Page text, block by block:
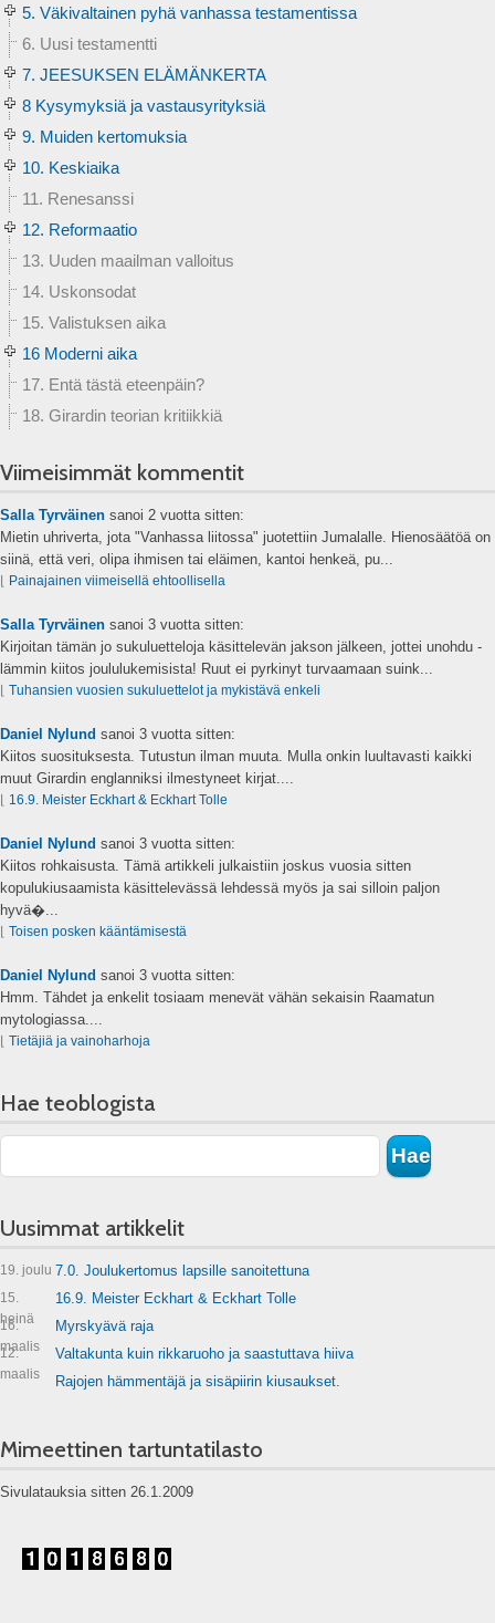
5. Väkivaltainen pyhä vanhassa testamentissa
6. Uusi testamentti
7. JEESUKSEN ELÄMÄNKERTA
8 Kysymyksiä ja vastausyrityksiä
9. Muiden kertomuksia
10. Keskiaika
11. Renesanssi
12. Reformaatio
13. Uuden maailman valloitus
14. Uskonsodat
15. Valistuksen aika
16 Moderni aika
17. Entä tästä eteenpäin?
18. Girardin teorian kritiikkiä
Viimeisimmät kommentit
Salla Tyrväinen sanoi 2 vuotta sitten:
Mietin uhriverta, jota "Vanhassa liitossa" juotettiin Jumalalle. Hienosäätöä on
siinä, että veri, olipa ihmisen tai eläimen, kantoi henkeä, pu...
Painajainen viimeisellä ehtoollisella
Salla Tyrväinen sanoi 3 vuotta sitten:
Kirjoitan tämän jo sukuluetteloja käsittelevän jakson jälkeen, jottei unohdu -
lämmin kiitos joululukemisista! Ruut ei pyrkinyt turvaamaan suink...
Tuhansien vuosien sukuluettelot ja mykistävä enkeli
Daniel Nylund sanoi 3 vuotta sitten:
Kiitos suosituksesta. Tutustun ilman muuta. Mulla onkin luultavasti kaikki
muut Girardin englanniksi ilmestyneet kirjat....
16.9. Meister Eckhart & Eckhart Tolle
Daniel Nylund sanoi 3 vuotta sitten:
Kiitos rohkaisusta. Tämä artikkeli julkaistiin joskus vuosia sitten
kopulukiusaamista käsittelevässä lehdessä myös ja sai silloin paljon
hyvä�...
Toisen posken kääntämisestä
Daniel Nylund sanoi 3 vuotta sitten:
Hmm. Tähdet ja enkelit tosiaam menevät vähän sekaisin Raamatun
mytologiassa....
Tietäjiä ja vainoharhoja
Hae teoblogista
Uusimmat artikkelit
19. joulu 7.0. Joulukertomus lapsille sanoitettuna
15.
heinä
16.9. Meister Eckhart & Eckhart Tolle
16.
maalis
Myrskyävä raja
12.
maalis
Valtakunta kuin rikkaruoho ja saastuttava hiiva
Rajojen hämmentäjä ja sisäpiirin kiusaukset.
Mimeettinen tartuntatilasto
Sivulatauksia sitten 26.1.2009